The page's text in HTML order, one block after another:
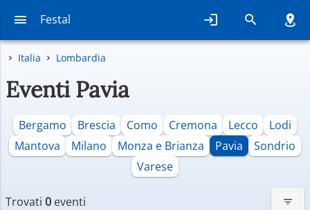
Festal
Italia Lombardia
Eventi Pavia
Bergamo Brescia Como Cremona Lecco
Lodi
Mantova
Milano Monza e Brianza Pavia
Sondrio
Varese
Trovati 0 eventi